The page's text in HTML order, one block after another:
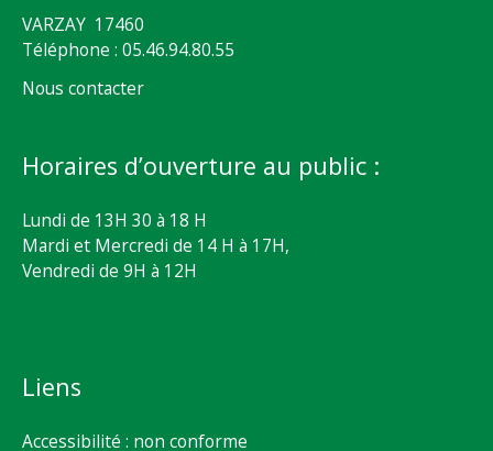
VARZAY 17460
Téléphone : 05.46.94.80.55
Nous contacter
Horaires d’ouverture au public :
Lundi de 13H 30 à 18 H
Mardi et Mercredi de 14 H à 17H,
Vendredi de 9H à 12H
Liens
Accessibilité : non conforme